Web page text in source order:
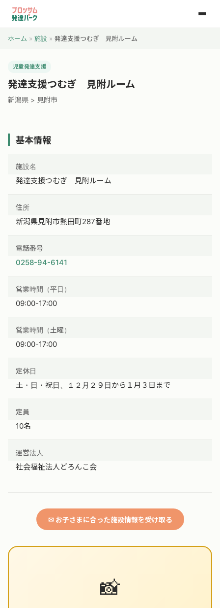
ホーム » 施設 » 発達支援つむぎ 見附ルーム
児童発達支援
発達支援つむぎ 見附ルーム
新潟県 > 見附市
基本情報
施設名
発達支援つむぎ 見附ルーム
住所
新潟県見附市熱田町287番地
電話番号
0258-94-6141
営業時間（平日）
09:00-17:00
営業時間（土曜）
09:00-17:00
定休日
土・日・祝日、１２月２９日から１月３日まで
定員
10名
運営法人
社会福祉法人どろんこ会
✉ お子さまに合った施設情報を受け取る
📸